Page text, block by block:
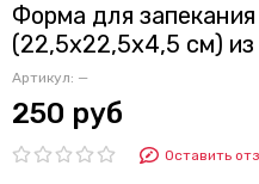
Форма для
(22,5х22,5х4,5 см)
Артикул: —
250 руб
Оставить